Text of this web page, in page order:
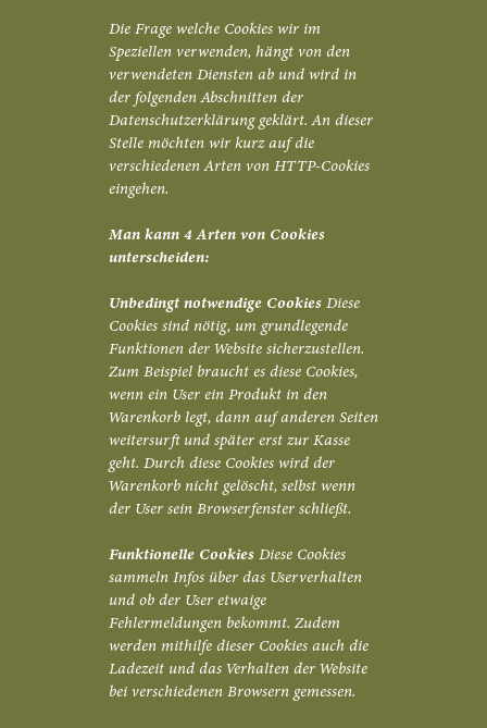
Die Frage welche Cookies wir im
Speziellen verwenden, hängt von den
verwendeten Diensten ab und wird in
der folgenden Abschnitten der
Datenschutzerklärung geklärt. An dieser
Stelle möchten wir kurz auf die
verschiedenen Arten von HTTP-Cookies
eingehen.
Man kann 4 Arten von Cookies
unterscheiden:
Unbedingt notwendige Cookies Diese
Cookies sind nötig, um grundlegende
Funktionen der Website sicherzustellen.
Zum Beispiel braucht es diese Cookies,
wenn ein User ein Produkt in den
Warenkorb legt, dann auf anderen Seiten
weitersurft und später erst zur Kasse
geht. Durch diese Cookies wird der
Warenkorb nicht gelöscht, selbst wenn
der User sein Browserfenster schließt.
Funktionelle Cookies Diese Cookies
sammeln Infos über das Userverhalten
und ob der User etwaige
Fehlermeldungen bekommt. Zudem
werden mithilfe dieser Cookies auch die
Ladezeit und das Verhalten der Website
bei verschiedenen Browsern gemessen.